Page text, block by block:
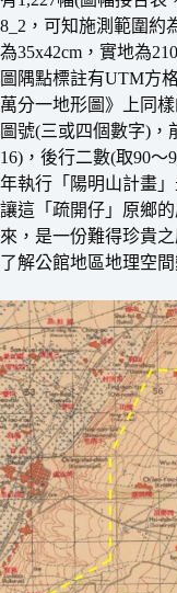
8_2，可知施測範圍約
為35x42cm，實地為
圖隅點標註有UTM方
萬分一地形圖》上同
圖號(三或四個數字)，
16)，後行二數(取90〜
年執行「陽明山計畫
讓這「疏開仔」原鄉
來，是一份難得珍貴
了解公館地區地理空間